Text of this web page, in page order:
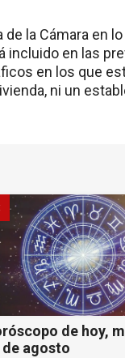
la Cámara en lo
incluido en las
en los que
ni un
de hoy,
de agosto